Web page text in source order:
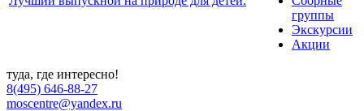
группы
Экскурсии
Акции
туда, где интересно!
8(495) 646-88-27
moscentre@yandex.ru